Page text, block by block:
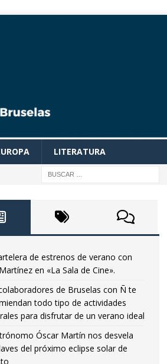
LITERATURA
de estrenos de verano con
en «La Sala de Cine».
de Bruselas con Ñ te
todo tipo de actividades
para disfrutar de un verano ideal
Óscar Martín nos desvela
del próximo eclipse solar de